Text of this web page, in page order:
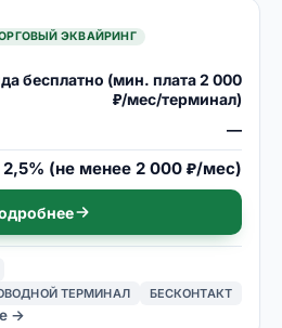
ЭКВАЙРИНГ
бесплатно (мин. плата 2 000
₽/мес/терминал)
—
2,5% (не менее 2 000 ₽/мес)
ТЕРМИНАЛ
БЕСКОНТАКТ
→